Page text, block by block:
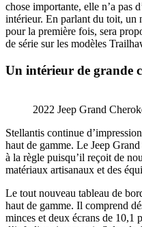
chose importante, elle n’a pas
intérieur. En parlant du toit,
pour la première fois, sera
de série sur les modèles
Un intérieur de grande
2022 Jeep Grand
Stellantis continue
haut de gamme. Le Jeep
à la règle puisqu’il reçoit de
matériaux artisanaux et des
Le tout nouveau tableau de
haut de gamme. Il comprend
minces et deux écrans de 10,1